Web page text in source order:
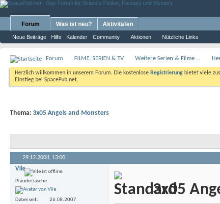
Forum
Neue Beiträge Hilfe Kalender Community Aktionen Nützliche Links
Was ist neu? Aktivitäten
Forum FILME, SERIEN & TV Weitere Serien & Filme ...
Herzlich willkommen in unserem Forum. Die kostenlose Registrierung bietet viele
Einstieg bei SpacePub.net.
Thema: 3x05 Angels and Monsters
29.12.2008, 13:00
Vile
Plaudertasche
Dabei seit
26.08.2007
3x05